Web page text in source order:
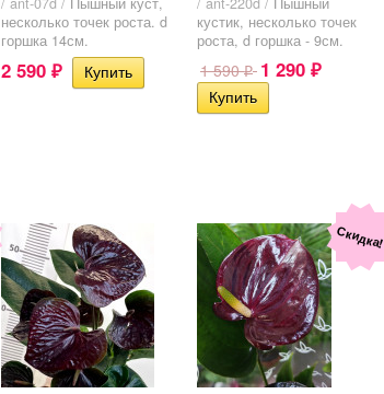
несколько точек роста. d
горшка 14см.
2 590 ₽
кустик, несколько точек
роста, d горшка - 9см.
1 590₽ 1 290 ₽
Скидка!